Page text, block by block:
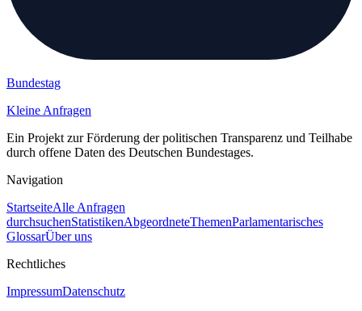
Bundestag
Kleine Anfragen
Ein Projekt zur Förderung der politischen Transparenz und Teilhabe
durch offene Daten des Deutschen Bundestages.
Navigation
StartseiteAlle Anfragen
durchsuchenStatistikenAbgeordneteThemenParlamentarisches
GlossarÜber uns
Rechtliches
ImpressumDatenschutz